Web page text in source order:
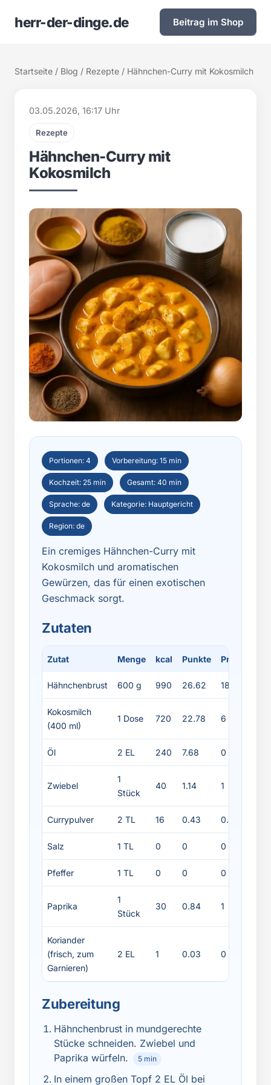
herr-der-dinge.de Beitrag im Shop
Startseite / Blog / Rezepte / Hähnchen-Curry mit Kokosmilch
03.05.2026, 16:17 Uhr
Rezepte
Hähnchen-Curry mit
Kokosmilch
Portionen: 4 Vorbereitung: 15 min
Kochzeit: 25 min Gesamt: 40 min
Sprache: de Kategorie: Hauptgericht
Region: de
Ein cremiges Hähnchen-Curry mit
Kokosmilch und aromatischen
Gewürzen, das für einen exotischen
Geschmack sorgt.
Zutaten
Zutat Menge kcal Punkte Protein
Hähnchenbrust 600 g 990 26.62 186
Kokosmilch
(400 ml)
1 Dose 720 22.78 6
Öl 2 EL 240 7.68 0
Zwiebel
1
Stück
40 1.14 1
Currypulver 2 TL 16 0.43 0.5
Salz 1 TL 0 0 0
Pfeffer 1 TL 0 0 0
Paprika
1
Stück
30 0.84 1
Koriander
(frisch, zum
Garnieren)
2 EL 1 0.03 0
Zubereitung
Hähnchenbrust in mundgerechte
Stücke schneiden. Zwiebel und
Paprika würfeln.
5 min
In einem großen Topf 2 EL Öl bei